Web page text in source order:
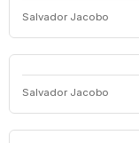
Salvador Jacobo
Salvador Jacobo